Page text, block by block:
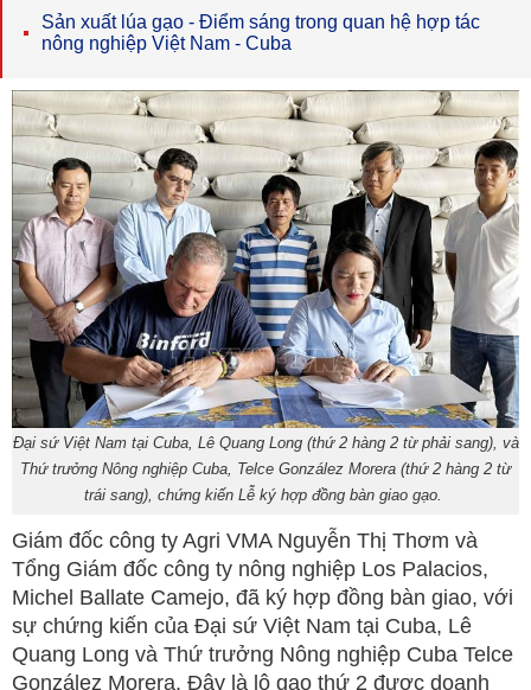
Sản xuất lúa gạo - Điểm sáng trong quan hệ hợp tác
nông nghiệp Việt Nam - Cuba
Đại sứ Việt Nam tại Cuba, Lê Quang Long (thứ 2 hàng 2 từ phải sang), và
Thứ trưởng Nông nghiệp Cuba, Telce González Morera (thứ 2 hàng 2 từ
trái sang), chứng kiến Lễ ký hợp đồng bàn giao gạo.
Giám đốc công ty Agri VMA Nguyễn Thị Thơm và
Tổng Giám đốc công ty nông nghiệp Los Palacios,
Michel Ballate Camejo, đã ký hợp đồng bàn giao, với
sự chứng kiến của Đại sứ Việt Nam tại Cuba, Lê
Quang Long và Thứ trưởng Nông nghiệp Cuba Telce
González Morera. Đây là lô gạo thứ 2 được doanh